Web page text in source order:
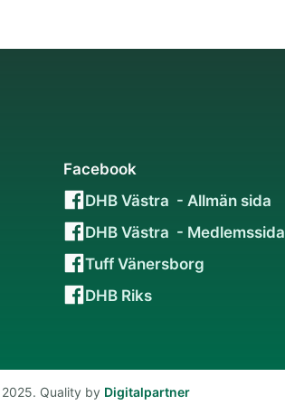
Facebook
DHB Västra - Allmän sida
DHB Västra - Medlemssida
Tuff Vänersborg
DHB Riks
Quality by Digitalpartner